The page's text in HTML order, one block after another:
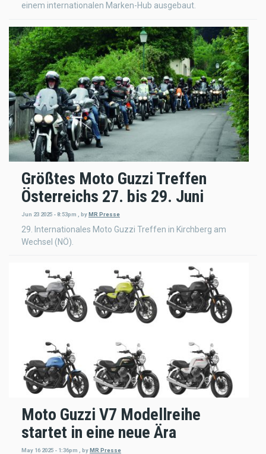
einem internationalen Marken-Hub ausgebaut.
Größtes Moto Guzzi Treffen
Österreichs 27. bis 29. Juni
Jun 23 2025 - 8:53pm byMR Presse
29. Internationales Moto Guzzi Treffen in Kirchberg am
Wechsel (NÖ).
Moto Guzzi V7 Modellreihe
startet in eine neue Ära
May 16 2025 - 1:36pm byMR Presse